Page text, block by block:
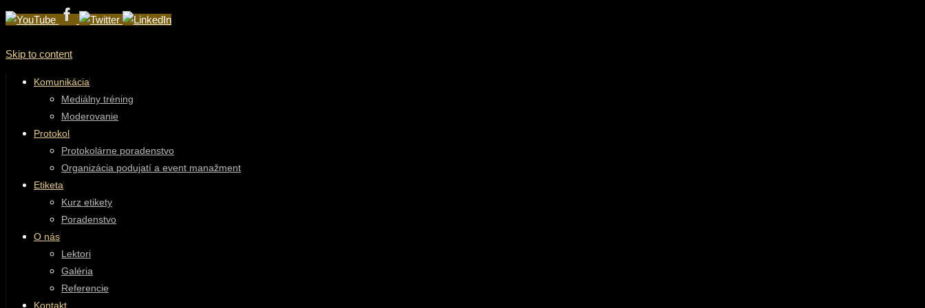
Skip to content
Komunikácia
Mediálny tréning
Moderovanie
Protokol
Protokolárne poradenstvo
Organizácia podujatí a event manažment
Etiketa
Kurz etikety
Poradenstvo
O nás
Lektori
Galéria
Referencie
Kontakt